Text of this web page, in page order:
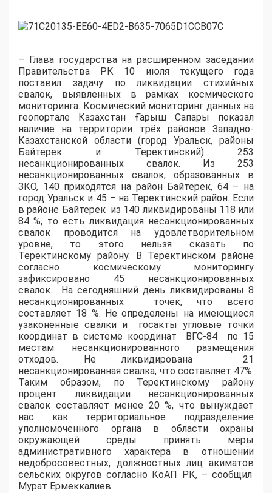
– Глава государства на расширенном заседании
Правительства РК 10 июля текущего года
поставил задачу по ликвидации стихийных
свалок, выявленных в рамках космического
мониторинга. Космический мониторинг данных на
геопортале Казахстан Ғарыш Сапары показал
наличие на территории трёх районов Западно-
Казахстанской области (город Уральск, районы
Байтерек и Теректинский)253
несанкционированных свалок. Из 253
несанкционированных свалок, образованных в
ЗКО, 140 приходятся на район Байтерек, 64 – на
город Уральск и 45 – на Теректинский район. Если
в районе Байтерек из 140ликвидированы 118 или
84 %, то есть ликвидация несанкционированных
свалок проводится на удовлетворительном
уровне, то этого нельзя сказать по
Теректинскому району. В Теректинском районе
согласно космическому мониторингу
зафиксировано 45 несанкционированных
свалок. На сегодняшний день ликвидированы 8
несанкционированных точек, что всего
составляет 18 %. Не определены на имеющиеся
узаконенные свалки и госакты угловые точки
координат в системе координат ВГС-84 по 15
местам несанкционированного размещения
отходов. Не ликвидирована 21
несанкционированная свалка, что составляет 47%.
Таким образом, по Теректинскому району
процент ликвидации несанкционированных
свалок составляет менее 20 %, что вынуждает
нас как территориальное подразделение
уполномоченного органа в области охраны
окружающей среды принять меры
административного характера в отношении
недобросовестных, должностных лиц акиматов
сельских округов согласно КоАП РК, – сообщил
Мурат Ермеккалиев.